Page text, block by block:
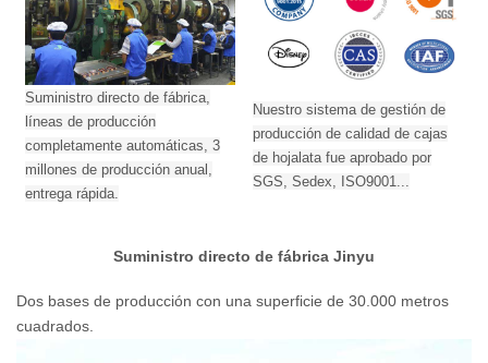
Suministro directo de fábrica,
líneas de producción
completamente automáticas, 3
millones de producción anual,
entrega rápida.
Nuestro sistema de gestión de
producción de calidad de cajas
de hojalata fue aprobado por
SGS, Sedex, ISO9001...
Suministro directo de fábrica Jinyu
Dos bases de producción con una superficie de 30.000 metros
cuadrados.